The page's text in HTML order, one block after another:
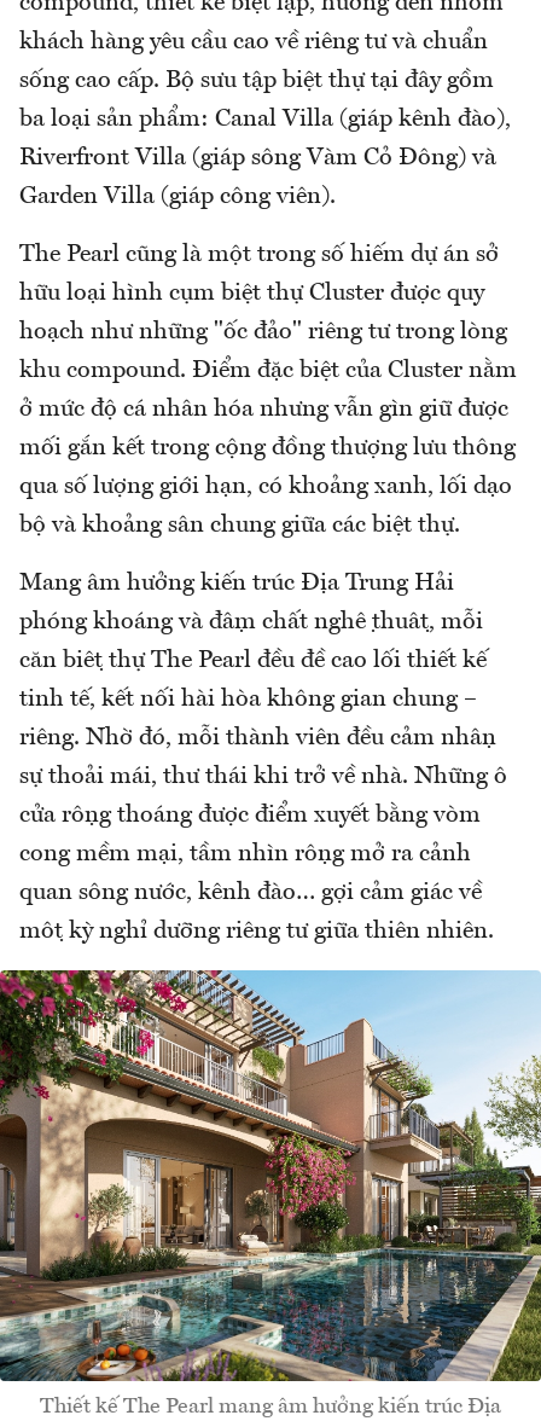
khách hàng yêu cầu cao về riêng tư và chuẩn
sống cao cấp. Bộ sưu tập biệt thự tại đây gồm
ba loại sản phẩm: Canal Villa (giáp kênh đào),
Riverfront Villa (giáp sông Vàm Cỏ Đông) và
Garden Villa (giáp công viên).
The Pearl cũng là một trong số hiếm dự án sở
hữu loại hình cụm biệt thự Cluster được quy
hoạch như những "ốc đảo" riêng tư trong lòng
khu compound. Điểm đặc biệt của Cluster nằm
ở mức độ cá nhân hóa nhưng vẫn gìn giữ được
mối gắn kết trong cộng đồng thượng lưu thông
qua số lượng giới hạn, có khoảng xanh, lối dạo
bộ và khoảng sân chung giữa các biệt thự.
Mang âm hưởng kiến trúc Địa Trung Hải
phóng khoáng và đậm chất nghệ thuật, mỗi
căn biệt thự The Pearl đều đề cao lối thiết kế
tinh tế, kết nối hài hòa không gian chung –
riêng. Nhờ đó, mỗi thành viên đều cảm nhận
sự thoải mái, thư thái khi trở về nhà. Những ô
cửa rộng thoáng được điểm xuyết bằng vòm
cong mềm mại, tầm nhìn rộng mở ra cảnh
quan sông nước, kênh đào… gợi cảm giác về
một kỳ nghỉ dưỡng riêng tư giữa thiên nhiên.
Thiết kế The Pearl mang âm hưởng kiến trúc Địa